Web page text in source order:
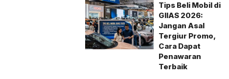
Tips Beli Mobil di
GIIAS 2026:
Jangan Asal
Tergiur Promo,
Cara Dapat
Penawaran
Terbaik